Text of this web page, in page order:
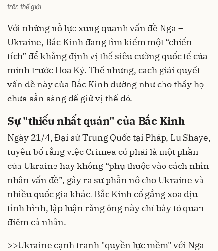
trên thế giới
Với những nỗ lực xung quanh vấn đề Nga –
Ukraine, Bắc Kinh đang tìm kiếm một “chiến
tích” để khẳng định vị thế siêu cường quốc tế của
mình trước Hoa Kỳ. Thế nhưng, cách giải quyết
vấn đề này của Bắc Kinh dường như cho thấy họ
chưa sẵn sàng để giữ vị thế đó.
Sự "thiếu nhất quán" của Bắc Kinh
Ngày 21/4, Đại sứ Trung Quốc tại Pháp, Lu Shaye,
tuyên bố rằng việc Crimea có phải là một phần
của Ukraine hay không “phụ thuộc vào cách nhìn
nhận vấn đề”, gây ra sự phẫn nộ cho Ukraine và
nhiều quốc gia khác. Bắc Kinh cố gắng xoa dịu
tình hình, lập luận rằng ông này chỉ bày tỏ quan
điểm cá nhân.
>>Ukraine cạnh tranh "quyền lực mềm" với Nga